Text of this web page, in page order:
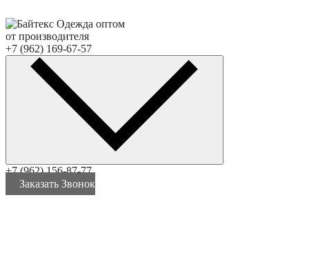
Одежда оптом
от производителя
+7 (962) 169-67-57
+7 (962) 156-87-77
Заказать Звонок